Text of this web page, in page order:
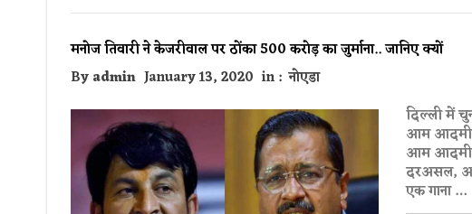
मनोज तिवारी ने केजरीवाल पर ठोंका 500 करोड़ का जुर्माना.. जानिए क्यों
Byadmin January 13, 2020 in :नोएडा
दिल्ली में
आम आदमी
आम आदमी
दरअसल, आम
एक गाना …